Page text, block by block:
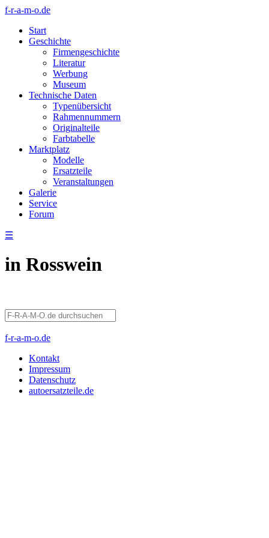
f-r-a-m-o.de
Start
Geschichte
Firmengeschichte
Literatur
Werbung
Museum
Technische Daten
Typenübersicht
Rahmennummern
Originalteile
Farbtabelle
Marktplatz
Modelle
Ersatzteile
Veranstaltungen
Galerie
Service
Forum
☰
in Rosswein
f-r-a-m-o.de
Kontakt
Impressum
Datenschutz
autoersatzteile.de